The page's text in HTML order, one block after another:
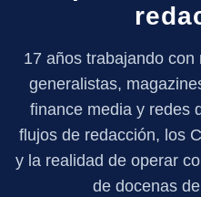
17 años trabajando
generalistas,
finance media y redes
flujos de redacción, los
y la realidad de operar
de docenas